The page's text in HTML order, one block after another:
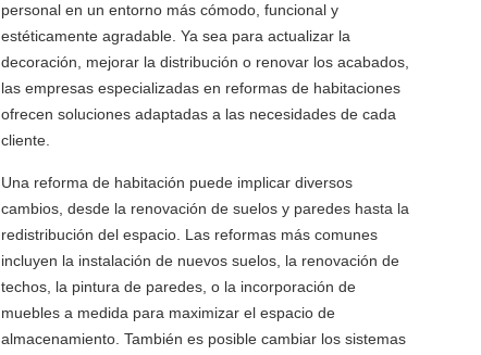
personal en un entorno más cómodo, funcional y
estéticamente agradable. Ya sea para actualizar la
decoración, mejorar la distribución o renovar los acabados,
las empresas especializadas en reformas de habitaciones
ofrecen soluciones adaptadas a las necesidades de cada
cliente.
Una reforma de habitación puede implicar diversos
cambios, desde la renovación de suelos y paredes hasta la
redistribución del espacio. Las reformas más comunes
incluyen la instalación de nuevos suelos, la renovación de
techos, la pintura de paredes, o la incorporación de
muebles a medida para maximizar el espacio de
almacenamiento. También es posible cambiar los sistemas